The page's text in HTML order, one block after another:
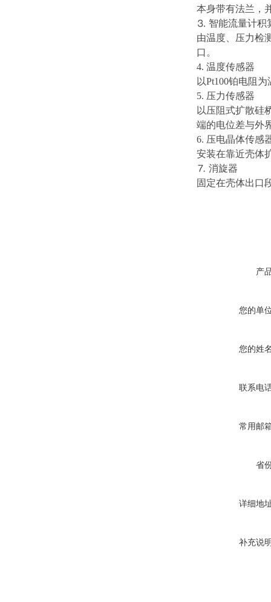
本身带有法兰，
⒊ 智能流量计积
由温度、压力检
口。
4. 温度传感器
以Pt100铂电阻
5. 压力传感器
以压阻式扩散硅
端的电位差与外
6. 压电晶体传感
安装在靠近壳体
⒎ 消旋器
固定在壳体出口
产
您的单
您的姓
联系电
常用邮
省
详细地
补充说